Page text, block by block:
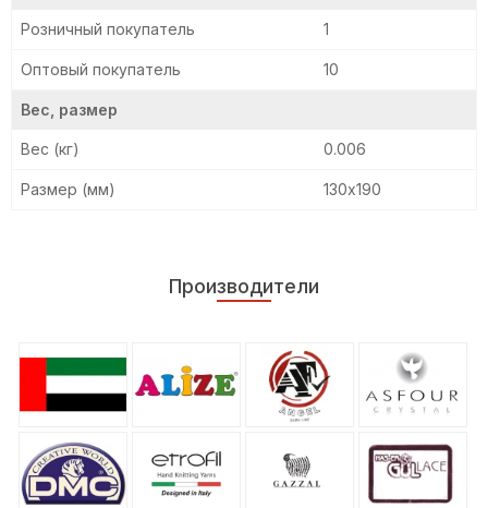
Розничный покупатель 1
Оптовый покупатель 10
Вес, размер
Вес (кг) 0.006
Размер (мм) 130х190
Производители